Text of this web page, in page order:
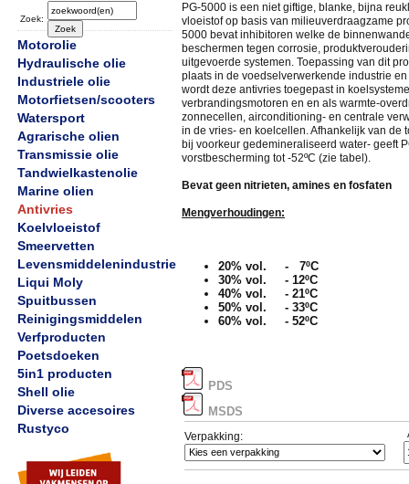
Zoek:
Motorolie
Hydraulische olie
Industriele olie
Motorfietsen/scooters
Watersport
Agrarische olien
Transmissie olie
Tandwielkastenolie
Marine olien
Antivries
Koelvloeistof
Smeervetten
Levensmiddelenindustrie
Liqui Moly
Spuitbussen
Reinigingsmiddelen
Verfproducten
Poetsdoeken
5in1 producten
Shell olie
Diverse accesoires
Rustyco
PG-5000 is een niet giftige, blanke, bijna
vloeistof op basis van milieuverdraagzame
5000 bevat inhibitoren welke de
beschermen tegen corrosie,
uitgevoerde systemen. Toepassing van dit
plaats in de voedselverwerkende industrie
wordt deze antivries toegepast in
verbrandingsmotoren en en als warmte-
zonnecellen, airconditioning- en centrale
in de vries- en koelcellen. Afhankelijk van de
bij voorkeur gedemineraliseerd water- geeft
vorstbescherming tot -52ºC (zie tabel).
Bevat geen nitrieten, amines en fosfaten
Mengverhoudingen:
20% vol. - 7ºC
30% vol. - 12ºC
40% vol. - 21ºC
50% vol. - 33ºC
60% vol. - 52ºC
PDS
MSDS
Verpakking: